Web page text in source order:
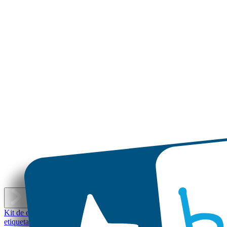
Kit de etiquetas personalizadasMini etiquetas
Etiquetas
etiquetas
Etiquetas personalizadas pequeñas - Set económicoEtiquetas